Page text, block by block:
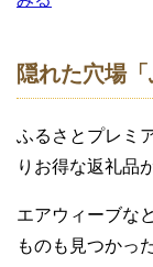
隠れた穴場
ふるさとプレミ
りお得な返礼品
エアウィーブな
ものも見つかっ